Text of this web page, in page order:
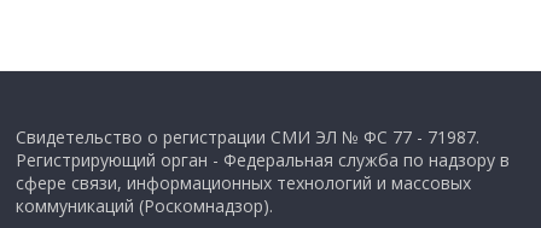
Свидетельство о регистрации СМИ ЭЛ № ФС 77 - 71987.
Регистрирующий орган - Федеральная служба по надзору в
сфере связи, информационных технологий и массовых
коммуникаций (Роскомнадзор).